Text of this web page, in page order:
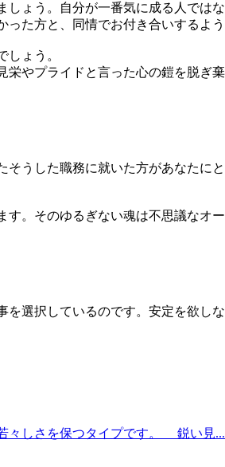
ょう。自分が一番気に成る人では
た方と、同情でお付き合いするよう
ょう。
やプライドと言った心の鎧を脱ぎ棄
うした職務に就いた方があなたに
。そのゆるぎない魂は不思議なオ
選択しているのです。安定を欲し
々しさを保つタイプです。 鋭い見